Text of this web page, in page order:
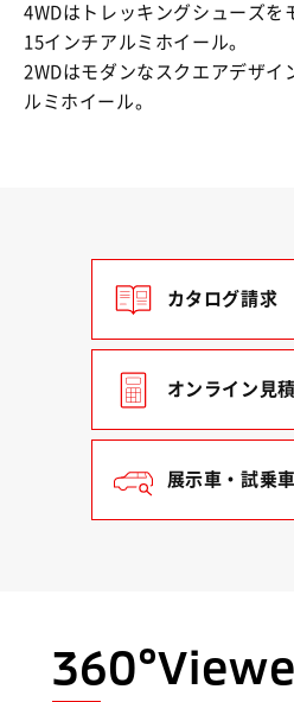
4WDはトレッキングシューズを
15インチアルミホイール。
2WDはモダンなスクエアデザイ
ルミホイール。
カタログ請求
オンライン見
展示車・試乗